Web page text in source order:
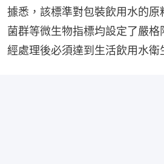
據悉，該標準對包裝飲用水的
菌群等微生物指標均設定了嚴
經處理後必須達到生活飲用水衛